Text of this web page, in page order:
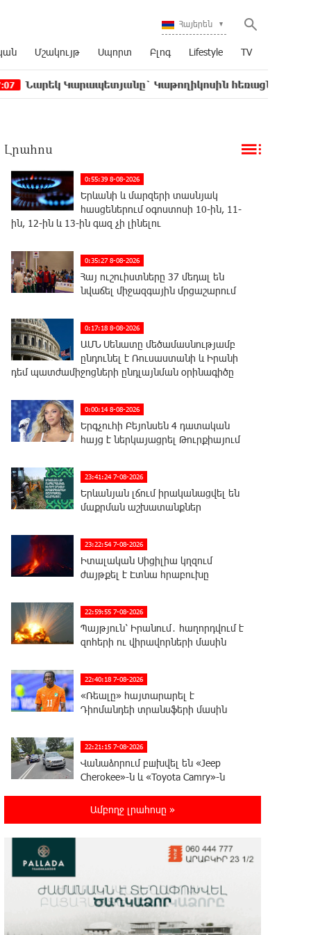
Հայերեն
Մշակույթ Սպորտ Բլոգ Lifestyle TV
Կաթողիկոսին հեռացնել փորձելու մասին
Լրահոս
0:55:39 8-08-2026
Երևանի և մարզերի տասնյակ
հասցեներում օգոստոսի 10-ին, 11-
ին, 12-ին և 13-ին գազ չի լինելու
0:35:27 8-08-2026
Հայ ուշուիստները 37 մեդալ են
նվաճել միջազգային մրցաշարում
0:17:18 8-08-2026
ԱՄՆ Սենատը մեծամասնությամբ
ընդունել է Ռուսաստանի և Իրանի
դեմ պատժամիջոցների ընդլայնման օրինագիծը
0:00:14 8-08-2026
Երգչուհի Բեյոնսեն ​​4 դատական
հայց է ներկայացրել Թուրքիայում
23:41:24 7-08-2026
Երևանյան լճում իրականացվել են
մաքրման աշխատանքներ
23:22:54 7-08-2026
Իտալական Սիցիլիա կղզում
ժայթքել է Էտնա հրաբուխը
22:59:55 7-08-2026
Պայթյուն՝ Իրանում․ հաղորդվում է
զոհերի ու վիրավորների մասին
22:40:18 7-08-2026
«Ռեալը» հայտարարել է
Դիոմանդեի տրանսֆերի մասին
22:21:15 7-08-2026
Վանաձորում բшխվել են «Jeep
Cherokee»-ն և «Toyota Camry»-ն
22:03:58 7-08-2026
օգտագործել Starlink-ը
Ռուսաստանի դեմ հարվшծները կառավարելու
համար
21:45:44 7-08-2026
Երևանում և մարզերում
Ամբողջ լրահոսը »